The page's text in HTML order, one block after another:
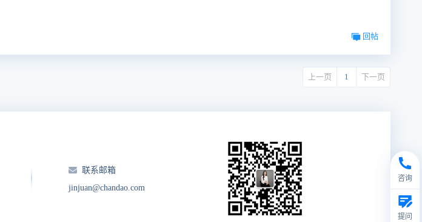
回帖
上一页 1 下一页
联系邮箱
jinjuan@chandao.com
咨询
提问